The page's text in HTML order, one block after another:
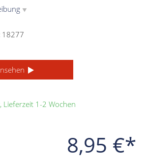
▼
18277
8,95 €*
1-2 Wochen